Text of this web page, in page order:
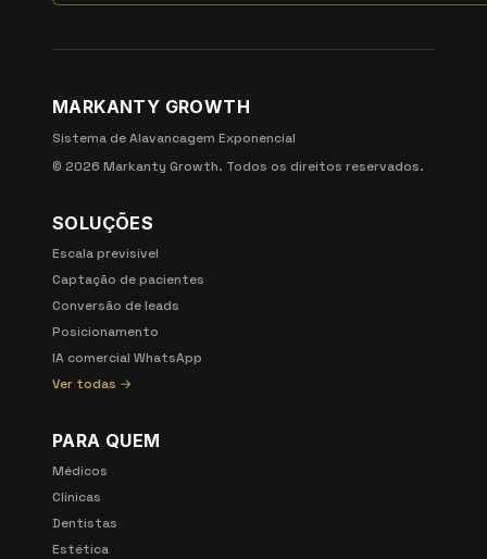
MARKANTY GROWTH
Sistema de Alavancagem Exponencial
© 2026 Markanty Growth. Todos os direitos reservados.
SOLUÇÕES
Escala previsível
Captação de pacientes
Conversão de leads
Posicionamento
IA comercial WhatsApp
Ver todas →
PARA QUEM
Médicos
Clínicas
Dentistas
Estética